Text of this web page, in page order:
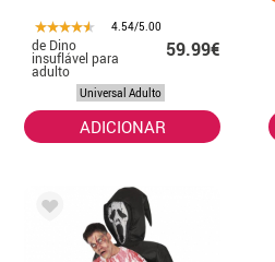
4.54/5.00
de Dino
insuflável para
adulto
59.99€
Universal Adulto
ADICIONAR